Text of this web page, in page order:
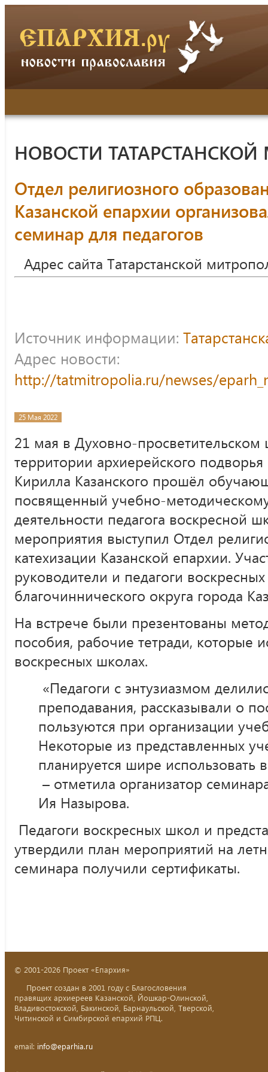
НОВОСТИ
Отдел религиозного
Казанской епархии
семинар для педагогов
Адрес сайта Татарстанской
Источник информации:
Адрес новости:
http://tatmitropolia.ru/newses/
25 Мая 2022
21 мая в Духовно-просветительском
территории архиерейского
Кирилла Казанского прошёл
посвященный учебно-
деятельности педагога воскресной
мероприятия выступил Отдел
катехизации Казанской епархии.
руководители и педагоги
благочиннического округа города
На встрече были презентованы
пособия, рабочие тетради, которые
воскресных школах.
«Педагоги с энтузиазмом
преподавания, рассказывали о
пользуются при организации
Некоторые из представленных
планируется шире использовать
– отметила организатор
Ия Назырова.
Педагоги воскресных школ и
утвердили план мероприятий на
семинара получили сертификаты.
© 2001-2026 Проект «Епархия»
Проект создан в 2001 году с Благословения
правящих архиереев Казанской, Йошкар-Олинской,
Владивостокской, Бакинской, Барнаульской, Тверской,
Читинской и Симбирской епархий РПЦ.
email: info@eparhia.ru